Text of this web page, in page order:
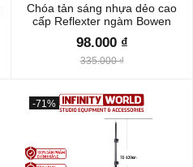
Chóa tản sáng nhựa dẻo cao
cấp Reflexter ngàm Bowen
98.000 ₫
335.000 ₫
-71%